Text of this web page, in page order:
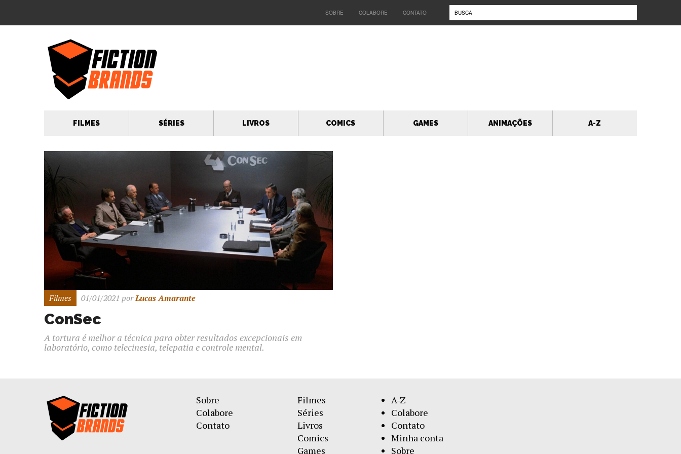
SOBRE COLABORE CONTATO
FILMES SÉRIES LIVROS COMICS GAMES ANIMAÇÕES A-Z
Filmes 01/01/2021 porLucas Amarante
ConSec
A tortura é melhor a técnica para obter resultados excepcionais em
laboratório, como telecinesia, telepatia e controle mental.
Sobre
Colabore
Contato
Filmes
Séries
Livros
Comics
Games
A-Z
Colabore
Contato
Minha conta
Sobre